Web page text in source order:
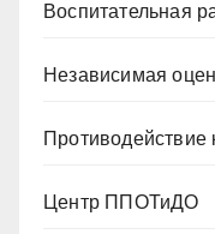
Воспитательная
Независимая
Противодействие
Центр ППОТиДО